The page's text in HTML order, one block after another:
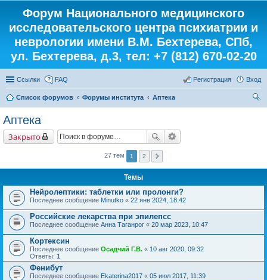
Форум Национального медицинского
исследовательского центра психиатрии и
неврологии имени В.М. Бехтерева, СПб,
ул. Бехтерева, д.3, тел: +7 (812) 670-02-20
Ссылки FAQ Вход
Регистрация
Список форумов Форумы института
Аптека
Аптека
Закрыто
27 тем 1 2
Темы
Нейролептики: таблетки или пролонги?
Последнее сообщение Minutko « 22 янв 2024, 18:42
Российские лекарства при эпилепсс
Последнее сообщение Анна Таганрог « 20 мар 2023, 10:47
Кортексин
Последнее сообщение Осадчий Г.В. « 10 авг 2020, 09:32
Ответы: 1
Фенибут
Последнее сообщение Ekaterina2017 « 05 июл 2017, 11:39